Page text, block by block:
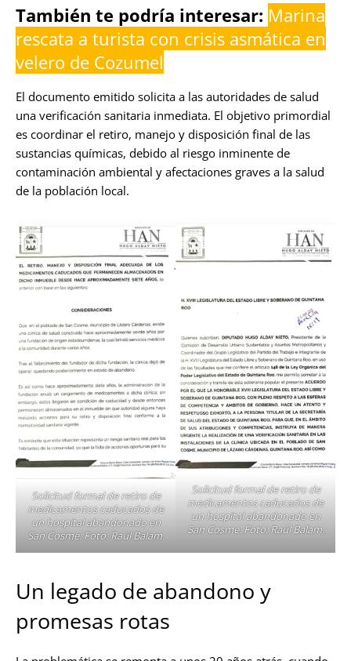
También te podría interesar: Marina
rescata a turista con crisis asmática en
velero de Cozumel
El documento emitido solicita a las autoridades de salud
una verificación sanitaria inmediata. El objetivo primordial
es coordinar el retiro, manejo y disposición final de las
sustancias químicas, debido al riesgo inminente de
contaminación ambiental y afectaciones graves a la salud
de la población local.
Solicitud formal de retiro de
medicamentos caducados de
un hospital abandonado en
San Cosme. Foto: Raúl Balam.
Solicitud formal de retiro de
medicamentos caducados de
un hospital abandonado en
San Cosme. Foto: Raúl Balam.
Un legado de abandono y
promesas rotas